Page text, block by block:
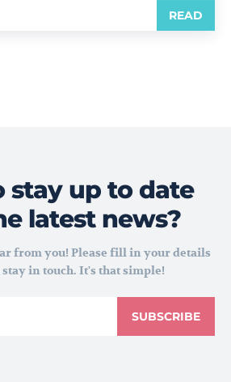
READ
stay up to date
latest news?
from you! Please fill in your details
in touch. It's that simple!
SUBSCRIBE